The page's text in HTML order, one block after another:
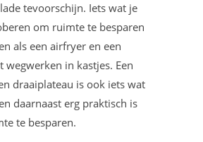
tevoorschijn. Iets wat je
om ruimte te besparen
als een airfryer en een
wegwerken in kastjes. Een
draaiplateau is ook iets wat
daarnaast erg praktisch is
te besparen.